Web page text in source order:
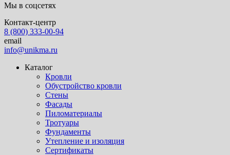
Мы в соцсетях
Контакт-центр
8 (800) 333-00-94
email
info@unikma.ru
Каталог
Кровли
Обустройство кровли
Стены
Фасады
Пиломатериалы
Тротуары
Фундаменты
Утепление и изоляция
Сертификаты